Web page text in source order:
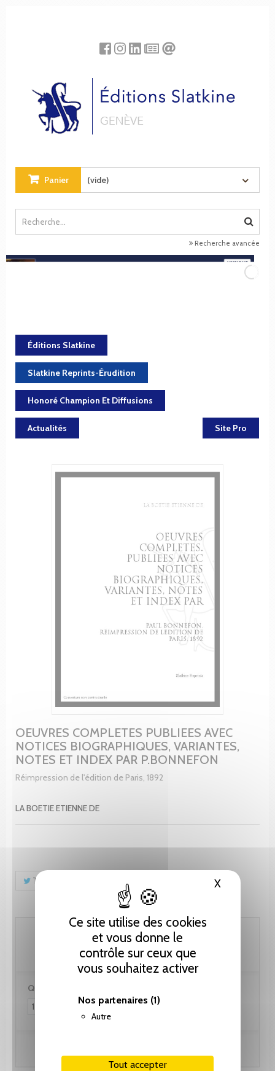
Ce site utilise des cookies
et vous donne le
contrôle sur ceux que
vous souhaitez activer
Nos partenaires (1)
Autre
Tout accepter
XMasquer
Panier (vide)
Recherche avancée
Éditions Slatkine
Slatkine Reprints-Érudition
Honoré Champion Et Diffusions
Actualités Site Pro
OEUVRES COMPLETES PUBLIEES AVEC
NOTICES BIOGRAPHIQUES, VARIANTES,
NOTES ET INDEX PAR P.BONNEFON
Réimpression de l'édition de Paris, 1892
LA BOETIE ETIENNE DE
Tweet
82.10 CHF
Quantité :